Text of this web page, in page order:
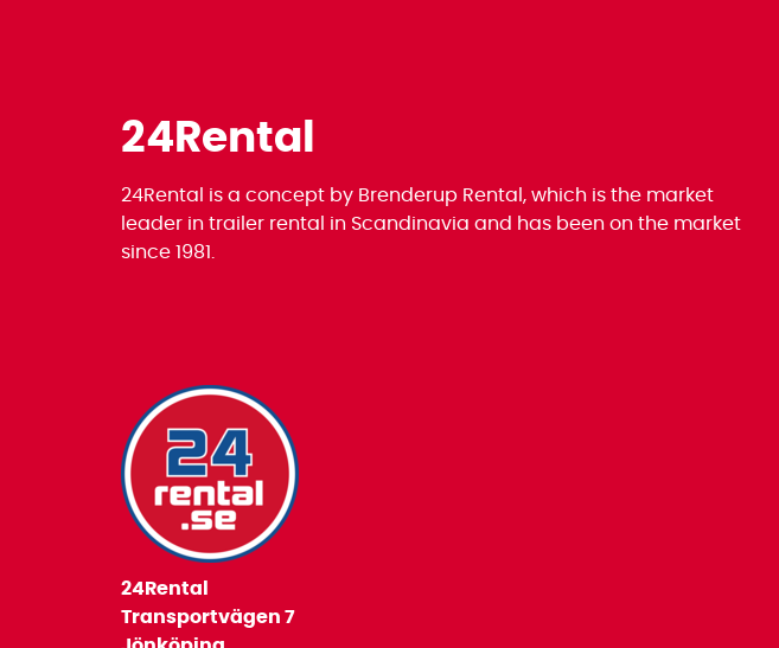
24Rental
24Rental is a concept by Brenderup Rental, which is the market
leader in trailer rental in Scandinavia and has been on the market
since 1981.
24Rental
Transportvägen 7